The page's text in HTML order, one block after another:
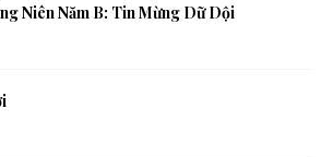
Niên Năm B: Tin Mừng Dữ Dội